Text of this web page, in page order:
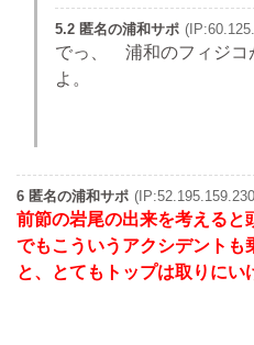
5.2 匿名の浦和サポ
でっ、 浦和のフィジコ
よ。
6 匿名の浦和サポ
前節の岩尾の出来を考えると
でもこういうアクシデントも
と、とてもトップは取りにい